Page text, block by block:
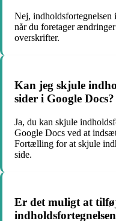
Nej, indholdsfortegnelsen
når du foretager
overskrifter.
Kan jeg skjule
sider i Google Docs?
Ja, du kan skjule
Google Docs ved at
Fortælling for at skjule
side.
Er det muligt at